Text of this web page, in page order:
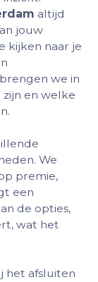
altijd
jouw
kijken naar je
we in
zijn en welke
We
premie,
een
de opties,
wat het
het afsluiten